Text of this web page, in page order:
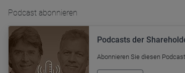
Podcast abonnieren
Podcasts der
Abonnieren Sie diesen
CPref
Zweck
Ablauf